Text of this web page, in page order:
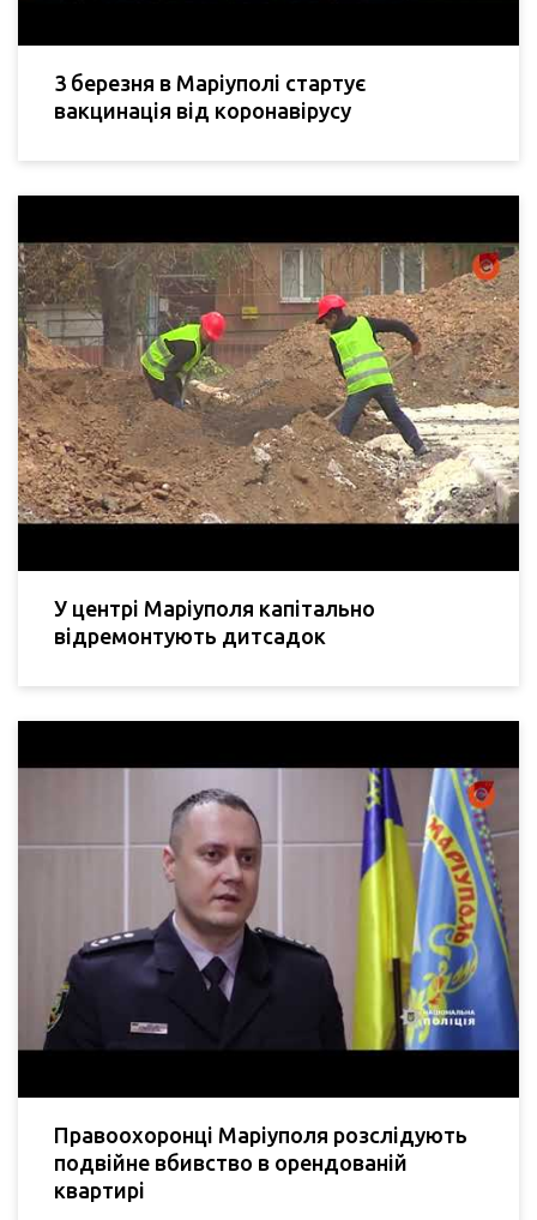
3 березня в Маріуполі стартує
вакцинація від коронавірусу
У центрі Маріуполя капітально
відремонтують дитсадок
Правоохоронці Маріуполя розслідують
подвійне вбивство в орендованій
квартирі